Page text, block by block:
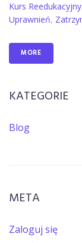
Kurs Reedukacyjny
Uprawnień,
MORE
KATEGORIE
Blog
META
Zaloguj się